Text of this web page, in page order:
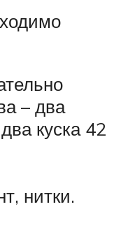
– два
куска 42
нитки.